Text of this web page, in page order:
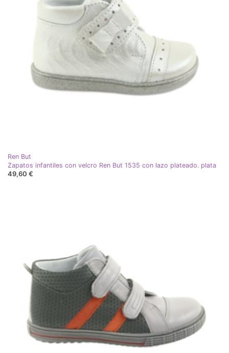
Ren But
Zapatos infantiles con velcro Ren But 1535 con lazo plateado. plata
49,60 €